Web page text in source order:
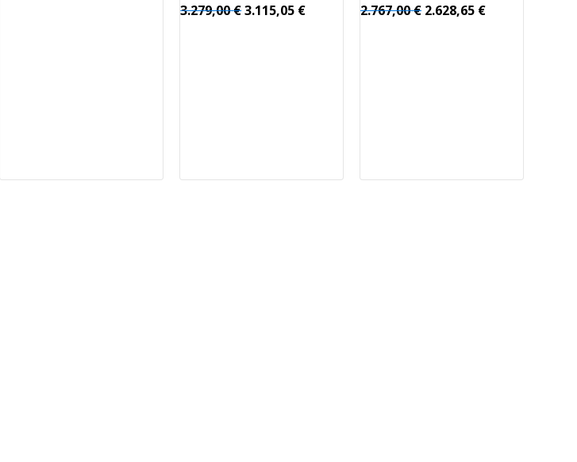
3.279,00€3.115,05 €
2.767,00€ 2.628,65 €